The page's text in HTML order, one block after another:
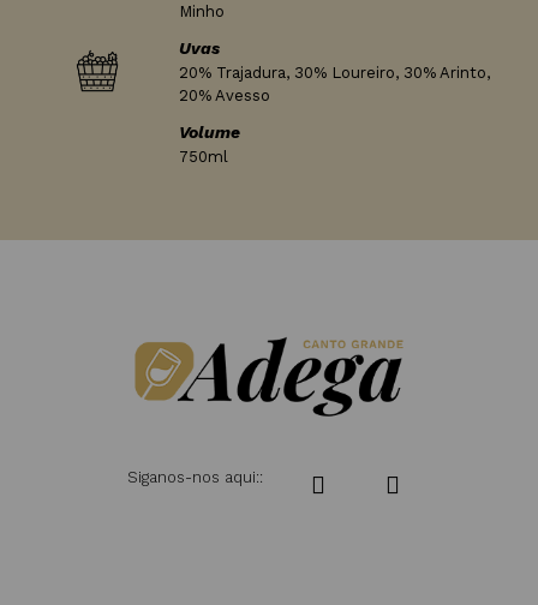
Minho
Uvas
20% Trajadura, 30% Loureiro, 30% Arinto,
20% Avesso
Volume
750ml
Siganos-nos aqui::